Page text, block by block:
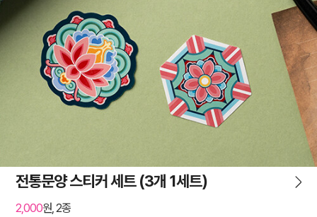
전통문양 스티커 세트 (3개 1세트)
2,000원, 2종